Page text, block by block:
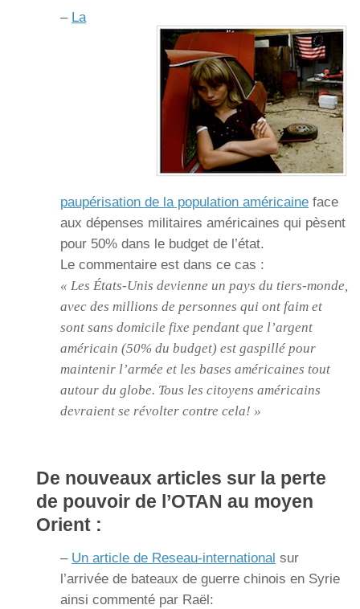
– La
paupérisation de la population américaine face
aux dépenses militaires américaines qui pèsent
pour 50% dans le budget de l’état.
Le commentaire est dans ce cas :
« Les États-Unis devienne un pays du tiers-monde,
avec des millions de personnes qui ont faim et
sont sans domicile fixe pendant que l’argent
américain (50% du budget) est gaspillé pour
maintenir l’armée et les bases américaines tout
autour du globe. Tous les citoyens américains
devraient se révolter contre cela! »
De nouveaux articles sur la perte
de pouvoir de l’OTAN au moyen
Orient :
– Un article de Reseau-international sur
l’arrivée de bateaux de guerre chinois en Syrie
ainsi commenté par Raël: